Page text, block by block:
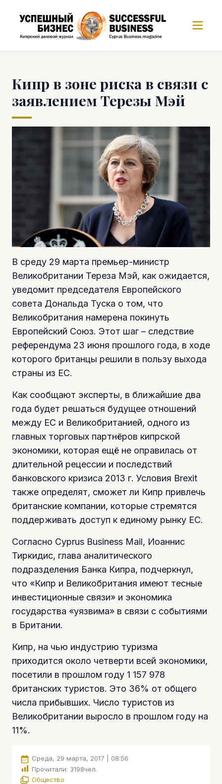
Кипр в зоне риска в связи с
заявлением Терезы Мэй
В среду 29 марта премьер-министр
Великобритании Тереза Мэй, как ожидается,
уведомит председателя Европейского
совета Дональда Туска о том, что
Великобритания намерена покинуть
Европейский Союз. Этот шаг – следствие
референдума 23 июня прошлого года, в ходе
которого британцы решили в пользу выхода
страны из ЕС.
Как сообщают эксперты, в ближайшие два
года будет решаться будущее отношений
между ЕС и Великобританией, одного из
главных торговых партнёров кипрской
экономики, которая ещё не оправилась от
длительной рецессии и последствий
банковского кризиса 2013 г. Условия Brexit
также определят, сможет ли Кипр привлечь
британские компании, которые стремятся
поддерживать доступ к единому рынку ЕС.
Согласно Cyprus Business Mail, Иоаннис
Тиркидис, глава аналитического
подразделения Банка Кипра, подчеркнул,
что «Кипр и Великобритания имеют тесные
инвестиционные связи» и экономика
государства «уязвима» в связи с событиями
в Британии.
Кипр, на чью индустрию туризма
приходится около четверти всей экономики,
посетили в прошлом году 1 157 978
британских туристов. Это 36% от общего
числа прибывших. Число туристов из
Великобритании выросло в прошлом году на
11%.
Среда, 29 марта, 2017 | 08:56
Прочитали: 3198чел.
Общество